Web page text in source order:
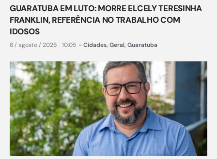
GUARATUBA EM LUTO: MORRE ELCELY TERESINHA
FRANKLIN, REFERÊNCIA NO TRABALHO COM
IDOSOS
8 / agosto / 2026 10:05 - Cidades, Geral, Guaratuba